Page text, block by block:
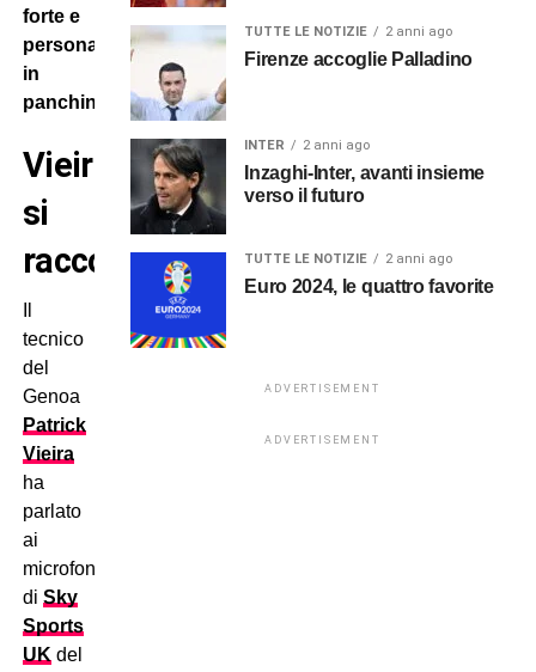
forte e
personale
in
panchina.
Vieira
si
racconta
tecnico
del
Genoa
Patrick
Vieira
ha
parlato
ai
microfoni
di Sky
Sports
UK del
TUTTE LE NOTIZIE 2 anni ago
Firenze accoglie Palladino
INTER 2 anni ago
Inzaghi-Inter, avanti insieme
verso il futuro
TUTTE LE NOTIZIE 2 anni ago
Euro 2024, le quattro favorite
ADVERTISEMENT
ADVERTISEMENT